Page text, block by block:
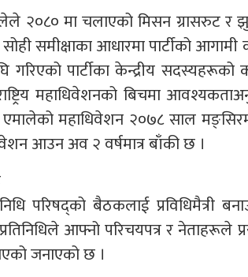
२०८० मा चलाएको मिसन ग्रासरुट र
समीक्षाका आधारमा पार्टीको आगामी
पार्टीका केन्द्रीय
महाधिवेशनको बिचमा
महाधिवेशन २०७८ साल
आउन अव २ वर्षमात्र बाँकी छ ।
परिषद्को बैठकलाई प्रविधिमैत्री
आफ्नो परिचयपत्र र नेताहरूले
जनाएको छ ।